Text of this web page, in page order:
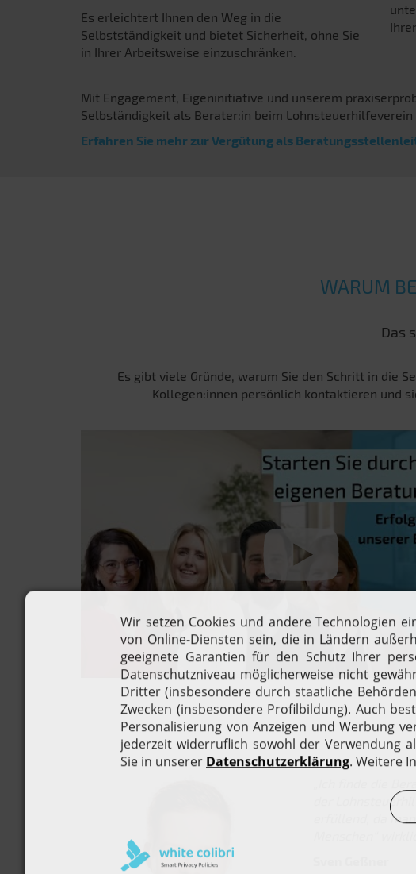
Es erleichtert Ihnen den Weg in die
Selbstständigkeit und bietet Sicherheit, ohne Sie
in Ihrer Arbeitsweise einzuschränken.
Mit Engagement, Eigeninitiative und unserem
Selbständigkeit als Berater:in beim
Erfahren Sie mehr zur Vergütung als
WARUM
Das
Es gibt viele Gründe, warum Sie den Schritt in die
Kollegen:innen persönlich kontaktieren und
der
erfüllend, da man